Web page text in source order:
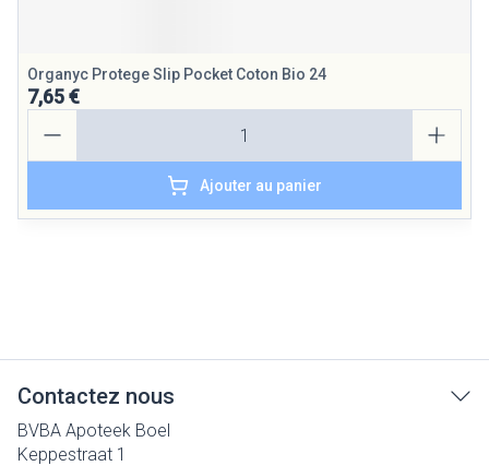
Organyc Protege Slip Pocket Coton Bio 24
7,65 €
Ajouter au panier
Contactez nous
BVBA Apoteek Boel
Keppestraat 1